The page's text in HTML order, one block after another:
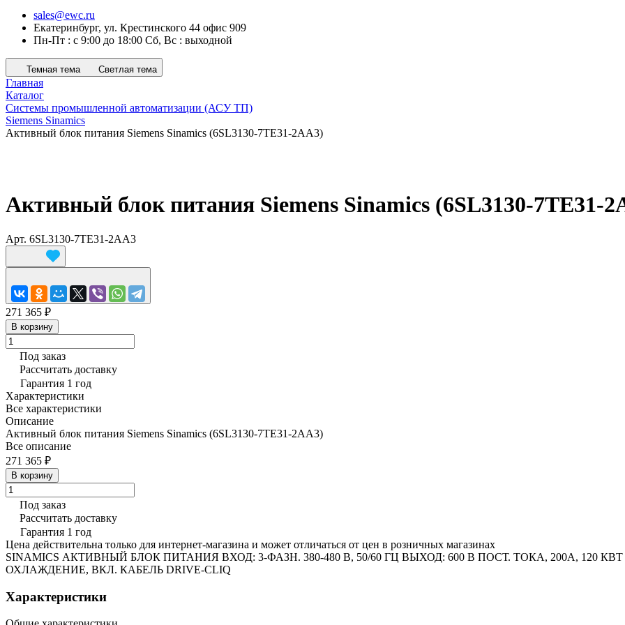
sales@ewc.ru
Екатеринбург, ул. Крестинского 44 офис 909
Пн-Пт : с 9:00 до 18:00 Сб, Вс : выходной
Темная тема Светлая тема
Главная
Каталог
Системы промышленной автоматизации (АСУ ТП)
Siemens Sinamics
Активный блок питания Siemens Sinamics (6SL3130-7TE31-2AA3)
Активный блок питания Siemens Sinamics (6SL3130-7TE31-
Арт. 6SL3130-7TE31-2AA3
271 365 ₽
В корзину
Под заказ
Рассчитать доставку
Гарантия 1 год
Характеристики
Все характеристики
Описание
Активный блок питания Siemens Sinamics (6SL3130-7TE31-2AA3)
Все описание
271 365 ₽
В корзину
Под заказ
Рассчитать доставку
Гарантия 1 год
Цена действительна только для интернет-магазина и может отличаться от цен в розничных магазинах
SINAMICS АКТИВНЫЙ БЛОК ПИТАНИЯ ВХОД: 3-ФАЗН. 380-480 В, 50/60 ГЦ ВЫХОД: 600 В ПОСТ. ТОКА, 200A,
ОХЛАЖДЕНИЕ, ВКЛ. КАБЕЛЬ DRIVE-CLIQ
Характеристики